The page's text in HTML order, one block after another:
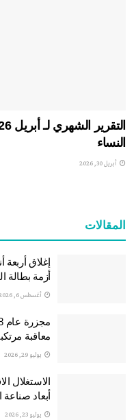
النساء
أبريل 30, 2026
المقالات
إغلاق أربعة
أزمة بطالة
أغسطس 6, 2026
معاقبة
يوليو 29, 2026
الاستغلال
أبعاد صناعة
يوليو 23, 2026